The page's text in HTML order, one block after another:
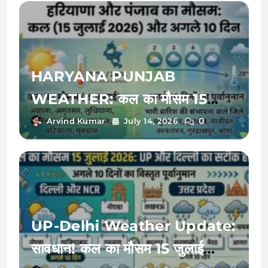
HARYANA PUNJAB
WEATHER: कल का मौसम 15
जुलाई 2026 को बदलेगी करवट, अगले
10 दिनों तक इन जिलों में भारी बारिश का
रेड अलर्ट!
Arvind Kumar July 14, 2026 0
UP-Delhi Weather Update:
सावधान! कल का मौसम 15 जुलाई